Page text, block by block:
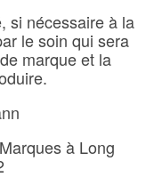
si nécessaire à la
le soin qui sera
marque et la
à Long